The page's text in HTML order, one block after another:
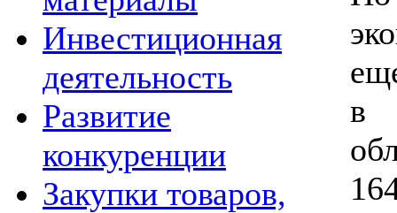
Инвестиционная
деятельность
Развитие
конкуренции
Закупки товаров,
в